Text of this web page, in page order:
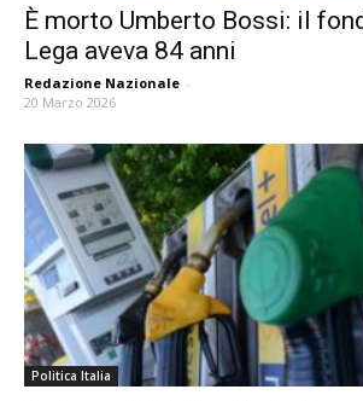
È morto Umberto Bossi: il
Lega aveva 84 anni
Redazione Nazionale -
20 Marzo 2026
Politica Italia